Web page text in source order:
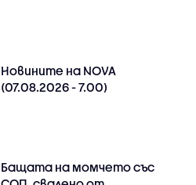
Новините на NOVA
(07.08.2026 - 7.00)
Бащата на момчето със